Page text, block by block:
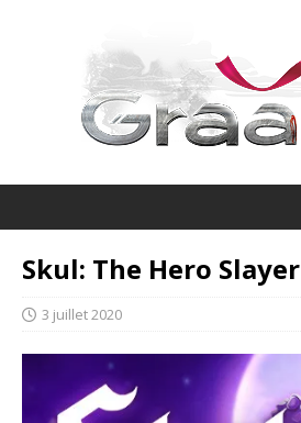
Skul: The Hero Slayer
3 juillet 2020